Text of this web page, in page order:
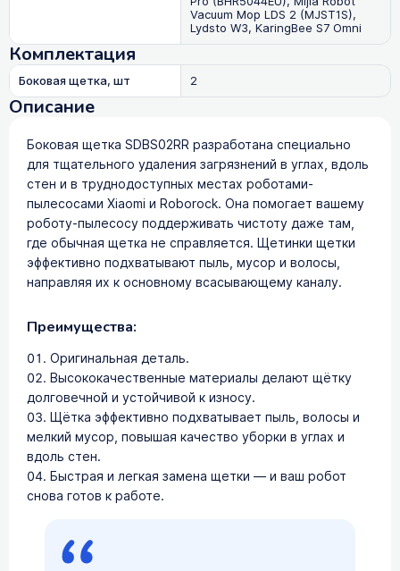
Vacuum Mop LDS 2 (MJST1S),
Lydsto W3, KaringBee S7 Omni
Комплектация
Боковая щетка, шт 2
Описание
Боковая щетка SDBS02RR разработана специально
для тщательного удаления загрязнений в углах, вдоль
стен и в труднодоступных местах роботами-
пылесосами Xiaomi и Roborock. Она помогает вашему
роботу-пылесосу поддерживать чистоту даже там,
где обычная щетка не справляется. Щетинки щетки
эффективно подхватывают пыль, мусор и волосы,
направляя их к основному всасывающему каналу.
Преимущества:
Оригинальная деталь.
Высококачественные материалы делают щётку
долговечной и устойчивой к износу.
Щётка эффективно подхватывает пыль, волосы и
мелкий мусор, повышая качество уборки в углах и
вдоль стен.
Быстрая и легкая замена щетки — и ваш робот
снова готов к работе.